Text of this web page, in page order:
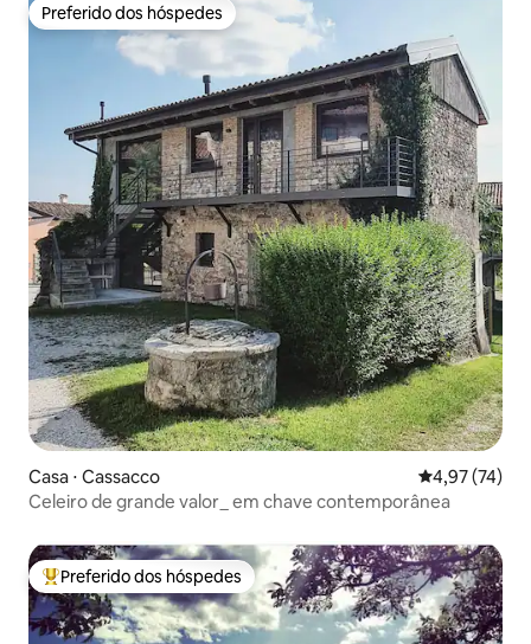
Preferido dos hóspedes
Preferido dos hóspedes
Casa ⋅ Cassacco 4,97 de uma
4,97 (74)
Celeiro de grande valor_ em chave contemporânea
Entre os melhores preferidos dos hóspedes
Preferido dos hóspedes